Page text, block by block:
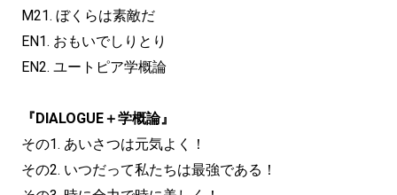
M21. ぼくらは素敵だ
EN1. おもいでしりとり
EN2. ユートピア学概論
『DIALOGUE＋学概論』
その1. あいさつは元気よく！
その2. いつだって私たちは最強である！